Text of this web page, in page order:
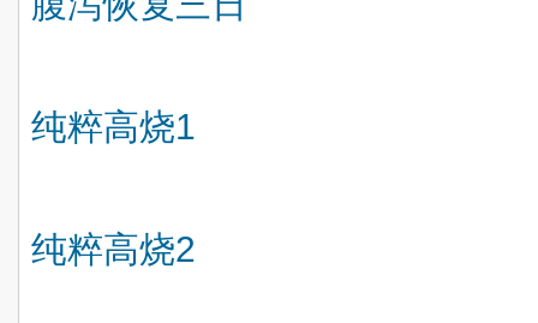
纯粹高烧1
纯粹高烧2